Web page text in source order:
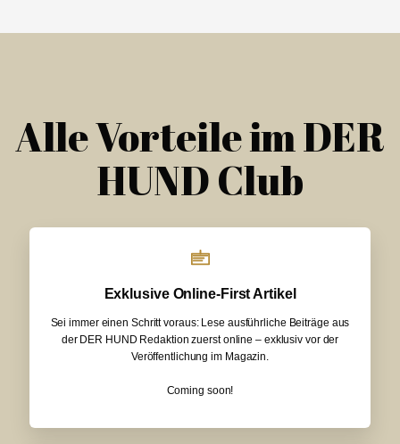
Alle Vorteile im DER
HUND Club
Exklusive Online-First Artikel
Sei immer einen Schritt voraus: Lese ausführliche Beiträge aus
der DER HUND Redaktion zuerst online – exklusiv vor der
Veröffentlichung im Magazin.
Coming soon!